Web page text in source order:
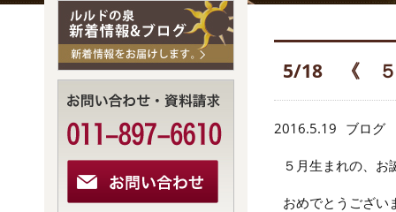
5/18 《 ５
2016.5.19 ブログ
５月生まれの、お
おめでとうござい